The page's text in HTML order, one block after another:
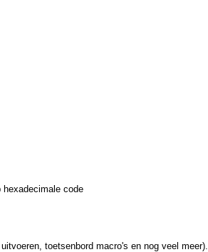
code
toetsenbord macro's en nog veel meer).